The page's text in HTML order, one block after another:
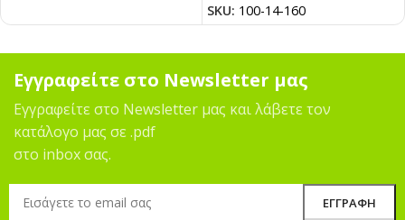
SKU: 100-14-160
Εγγραφείτε στο Newsletter μας
Εγγραφείτε στο Newsletter μας και λάβετε τον
κατάλογο μας σε .pdf
στο inbox σας.